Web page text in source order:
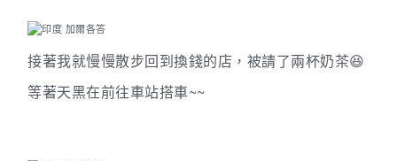
接著我就慢慢散步回到換錢的店，被請了兩杯奶茶😆
等著天黑在前往車站搭車~~